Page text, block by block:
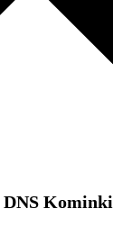
DNS Kominki